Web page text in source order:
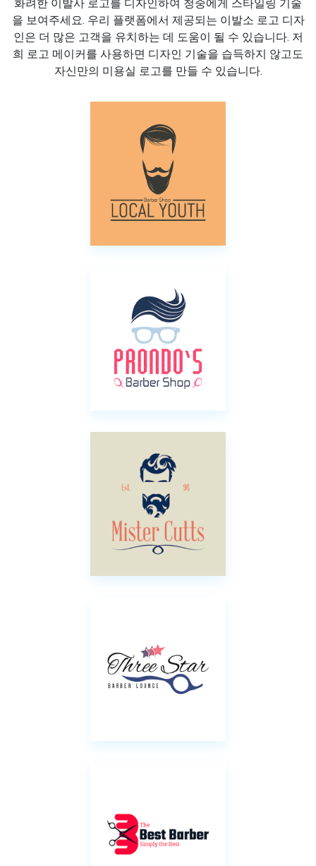
화려한 이발사 로고를 디자인하여 청중에게 스타일링 기술
을 보여주세요. 우리 플랫폼에서 제공되는 이발소 로고 디자
인은 더 많은 고객을 유치하는 데 도움이 될 수 있습니다. 저
희 로고 메이커를 사용하면 디자인 기술을 습득하지 않고도
자신만의 미용실 로고를 만들 수 있습니다.